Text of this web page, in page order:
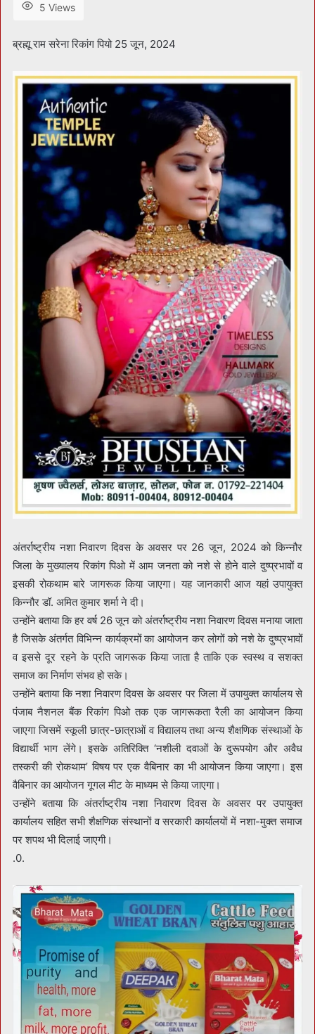
5 Views
ब्रह्मू राम सरेना रिकांग पियो 25 जून, 2024
अंतर्राष्ट्रीय नशा निवारण दिवस के अवसर पर 26 जून, 2024 को किन्नौर
जिला के मुख्यालय रिकांग पिओ में आम जनता को नशे से होने वाले दुष्प्रभावों व
इसकी रोकथाम बारे जागरूक किया जाएगा। यह जानकारी आज यहां उपायुक्त
किन्नौर डॉ. अमित कुमार शर्मा ने दी।
उन्होंने बताया कि हर वर्ष 26 जून को अंतर्राष्ट्रीय नशा निवारण दिवस मनाया जाता
है जिसके अंतर्गत विभिन्न कार्यक्रमों का आयोजन कर लोगों को नशे के दुष्प्रभावों
व इससे दूर रहने के प्रति जागरूक किया जाता है ताकि एक स्वस्थ व सशक्त
समाज का निर्माण संभव हो सके।
उन्होंने बताया कि नशा निवारण दिवस के अवसर पर जिला में उपायुक्त कार्यालय से
पंजाब नैशनल बैंक रिकांग पिओ तक एक जागरूकता रैली का आयोजन किया
जाएगा जिसमें स्कूली छात्र-छात्राओं व विद्यालय तथा अन्य शैक्षणिक संस्थाओं के
विद्यार्थी भाग लेंगे। इसके अतिरिक्ति ‘नशीली दवाओं के दुरूपयोग और अवैध
तस्करी की रोकथाम’ विषय पर एक वैबिनार का भी आयोजन किया जाएगा। इस
वैबिनार का आयोजन गूगल मीट के माध्यम से किया जाएगा।
उन्होंने बताया कि अंतर्राष्ट्रीय नशा निवारण दिवस के अवसर पर उपायुक्त
कार्यालय सहित सभी शैक्षणिक संस्थानों व सरकारी कार्यालयों में नशा-मुक्त समाज
पर शपथ भी दिलाई जाएगी।
.0.